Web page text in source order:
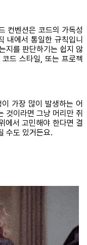
컨벤션은 코드의 가독성
내에서 통일한 규칙입니
지를 판단하기는 쉽지 않
드 스타일, 또는 프로젝
가장 많이 발생하는 어
것이라면 그냥 머리만 쥐
에서 고민해야 한다면 결
수도 있거든요.